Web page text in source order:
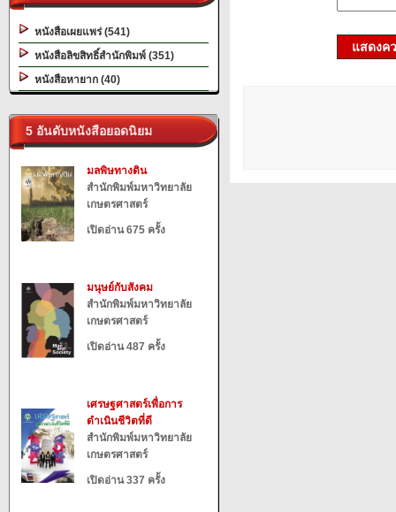
หนังสือเผยแพร่ (541)
หนังสือลิขสิทธิ์สำนักพิมพ์ (351)
หนังสือหายาก (40)
5 อันดับหนังสือยอดนิยม
มลพิษทางดิน
สำนักพิมพ์มหาวิทยาลัย
เกษตรศาสตร์
เปิดอ่าน 675 ครั้ง
มนุษย์กับสังคม
สำนักพิมพ์มหาวิทยาลัย
เกษตรศาสตร์
เปิดอ่าน 487 ครั้ง
เศรษฐศาสตร์เพื่อการ
ดำเนินชีวิตที่ดี
สำนักพิมพ์มหาวิทยาลัย
เกษตรศาสตร์
เปิดอ่าน 337 ครั้ง
แสดงค